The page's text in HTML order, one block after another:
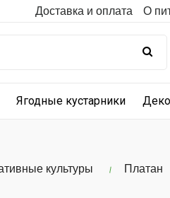
Доставка и оплата О
Ягодные кустарники
культуры Платан